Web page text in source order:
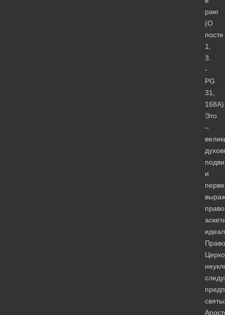
раю
(О
посте
1,
3.
­
PG
31,
Это
–
и